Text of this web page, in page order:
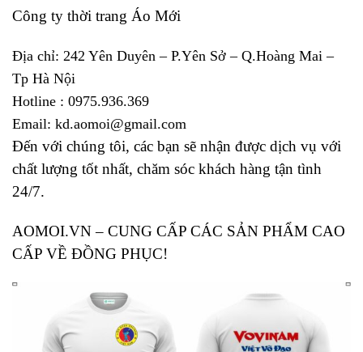
Công ty thời trang Áo Mới
Địa chỉ: 242 Yên Duyên – P.Yên Sở – Q.Hoàng Mai –
Tp Hà Nội
Hotline : 0975.936.369
Email: kd.aomoi@gmail.com
Đến với chúng tôi, các bạn sẽ nhận được dịch vụ với
chất lượng tốt nhất, chăm sóc khách hàng tận tình
24/7.
AOMOI.VN – CUNG CẤP CÁC SẢN PHẨM CAO
CẤP VỀ ĐỒNG PHỤC!